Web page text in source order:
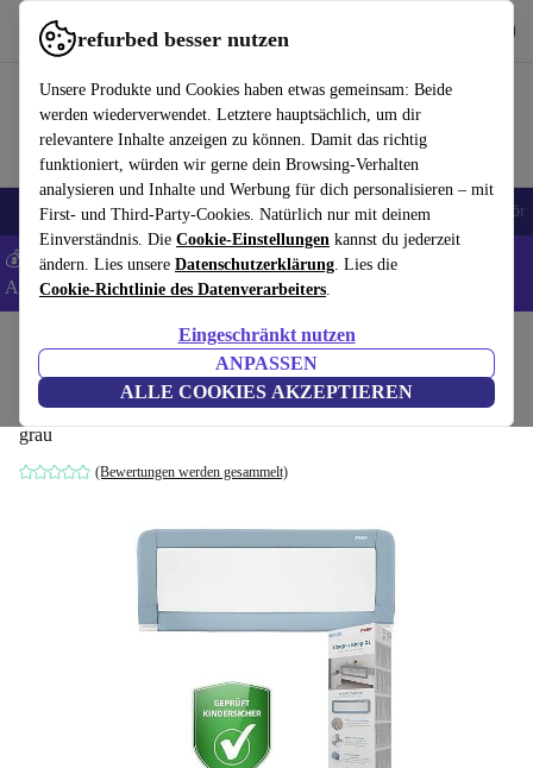
refurbed besser nutzen
Unsere Produkte und Cookies haben etwas gemeinsam: Beide
werden wiederverwendet. Letztere hauptsächlich, um dir
relevantere Inhalte anzeigen zu können. Damit das richtig
funktioniert, würden wir gerne dein Browsing-Verhalten
analysieren und Inhalte und Werbung für dich personalisieren – mit
First- und Third-Party-Cookies. Natürlich nur mit deinem
Einverständnis. Die Cookie-Einstellungen kannst du jederzeit
ändern. Lies unsere Datenschutzerklärung. Lies die
Cookie-Richtlinie des Datenverarbeiters.
Eingeschränkt nutzen
ANPASSEN
ALLE COOKIES AKZEPTIEREN
refurbed schnell und einfach nutzen
🎒 Back to school Handys Laptops Tablets Smartwatches Zubehör
💰 Extra -8% auf Samsung- und Google-Smartphones - Code:
ANDROID8 -AGB
Kinderbetten Bettgitter
Reer Sleep'n Keep XL Bettgitter
grau
(Bewertungen werden gesammelt)